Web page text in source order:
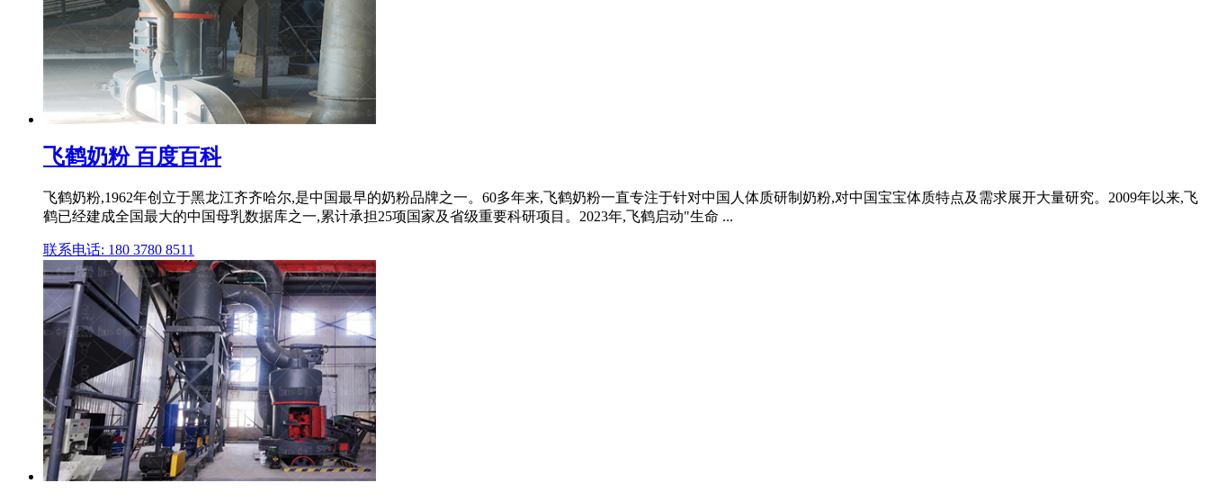
飞鹤奶粉 百度百科
飞鹤奶粉,1962年创立于黑龙江齐齐哈尔,是中国最早的奶粉品牌之一。60多年来,飞鹤奶粉一直专注于针对中国人体质研制奶粉,对中国宝宝体质特点及需求展开大量研究。2009年以来,飞
鹤已经建成全国最大的中国母乳数据库之一,累计承担25项国家及省级重要科研项目。2023年,飞鹤启动"生命 ...
联系电话: 180 3780 8511